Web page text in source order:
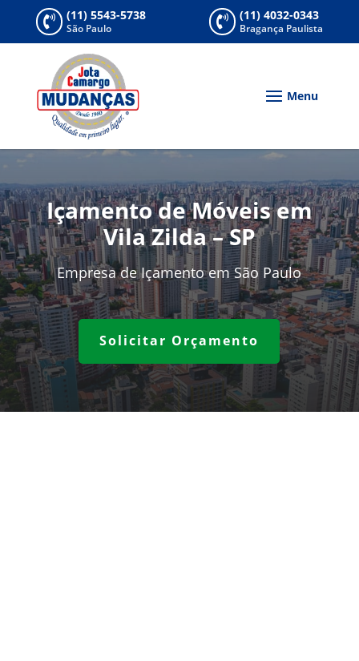
 (11) 5543-5738
São Paulo  (11) 4032-0343
Bragança Paulista
Içamento de Móveis em
Vila Zilda – SP
Empresa de Içamento em São Paulo
Solicitar Orçamento